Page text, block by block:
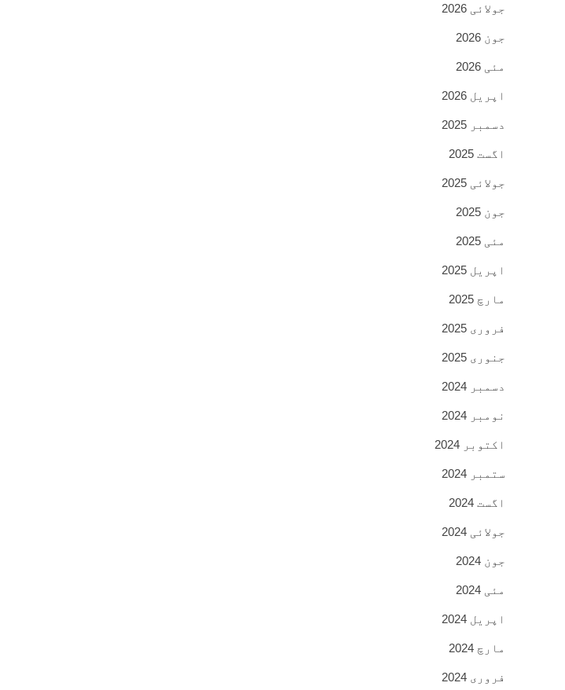
جولائی 2026
جون 2026
مئی 2026
اپریل 2026
دسمبر 2025
اگست 2025
جولائی 2025
جون 2025
مئی 2025
اپریل 2025
مارچ 2025
فروری 2025
جنوری 2025
دسمبر 2024
نومبر 2024
اکتوبر 2024
ستمبر 2024
اگست 2024
جولائی 2024
جون 2024
مئی 2024
اپریل 2024
مارچ 2024
فروری 2024